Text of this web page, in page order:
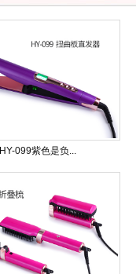
HY-099紫色是负...